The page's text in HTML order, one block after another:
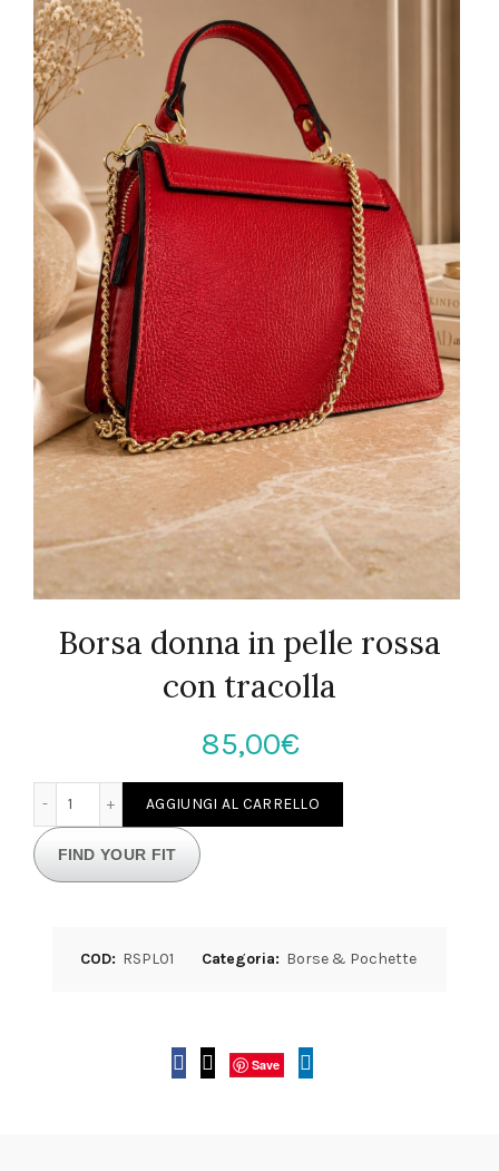
Borsa donna in pelle rossa
con tracolla
85,00€
AGGIUNGI AL CARRELLO
FIND YOUR FIT
COD: RSPL01 Categoria: Borse & Pochette
Save